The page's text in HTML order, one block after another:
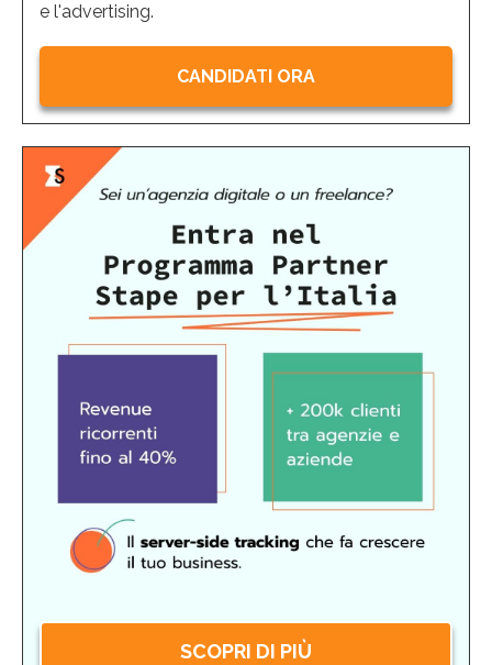
e l'advertising.
CANDIDATI ORA
SCOPRI DI PIÙ